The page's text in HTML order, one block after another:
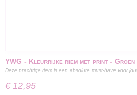
YWG - Kleurrijke riem met print - Groen
Deze prachtige riem is een absolute must-have voor
€ 12,95